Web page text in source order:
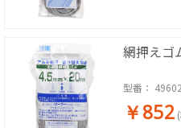
網押えゴ
型番：
￥852